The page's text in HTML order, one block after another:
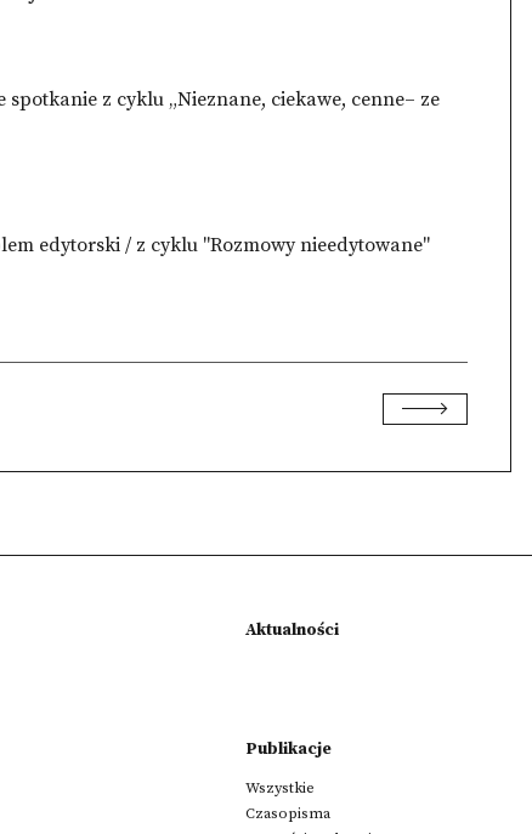
z cyklu „Nieznane, ciekawe, cenne– ze
edytorski / z cyklu "Rozmowy nieedytowane"
Aktualności
Publikacje
Wszystkie
Czasopisma